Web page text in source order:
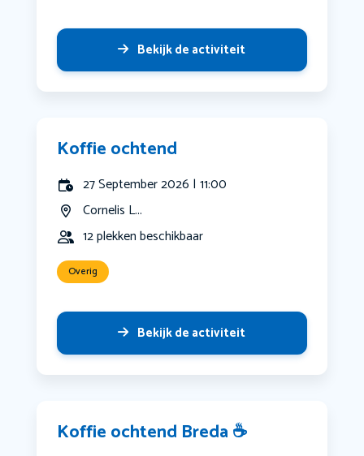
Bekijk de activiteit
Koffie ochtend
27 September 2026 | 11:00
Cornelis L...
12 plekken beschikbaar
Overig
Bekijk de activiteit
Koffie ochtend Breda ☕️